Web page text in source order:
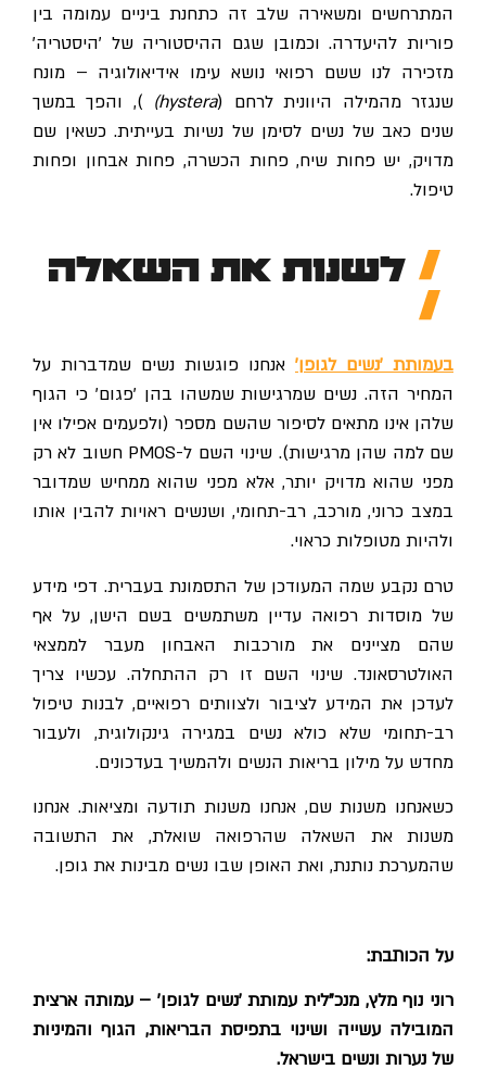
המתרחשים ומשאירה שלב זה כתחנת ביניים עמומה בין
פוריות להיעדרה. וכמובן שגם ההיסטוריה של 'היסטריה'
מזכירה לנו ששם רפואי נושא עימו אידיאולוגיה – מונח
שנגזר מהמילה היוונית לרחם (hystera)
), והפך במשך
שנים כאב של נשים לסימן של נשיות בעייתית. כשאין שם
מדויק, יש פחות שיח, פחות הכשרה, פחות אבחון ופחות
טיפול.
לשנות את השאלה
בעמותת 'נשים לגופן' אנחנו פוגשות נשים שמדברות על
המחיר הזה. נשים שמרגישות שמשהו בהן 'פגום' כי הגוף
שלהן אינו מתאים לסיפור שהשם מספר (ולפעמים אפילו אין
שם למה שהן מרגישות). שינוי השם ל-PMOS חשוב לא רק
מפני שהוא מדויק יותר, אלא מפני שהוא ממחיש שמדובר
במצב כרוני, מורכב, רב-תחומי, ושנשים ראויות להבין אותו
ולהיות מטופלות כראוי.
טרם נקבע שמה המעודכן של התסמונת בעברית. דפי מידע
של מוסדות רפואה עדיין משתמשים בשם הישן, על אף
שהם מציינים את מורכבות האבחון מעבר לממצאי
האולטרסאונד. שינוי השם זו רק ההתחלה. עכשיו צריך
לעדכן את המידע לציבור ולצוותים רפואיים, לבנות טיפול
רב-תחומי שלא כולא נשים במגירה גינקולוגית, ולעבור
מחדש על מילון בריאות הנשים ולהמשיך בעדכונים.
כשאנחנו משנות שם, אנחנו משנות תודעה ומציאות. אנחנו
משנות את השאלה שהרפואה שואלת, את התשובה
שהמערכת נותנת, ואת האופן שבו נשים מבינות את גופן.
על הכותבת:
רוני נוף מלץ, מנכ"לית עמותת 'נשים לגופן' – עמותה ארצית
המובילה עשייה ושינוי בתפיסת הבריאות, הגוף והמיניות
של נערות ונשים בישראל.